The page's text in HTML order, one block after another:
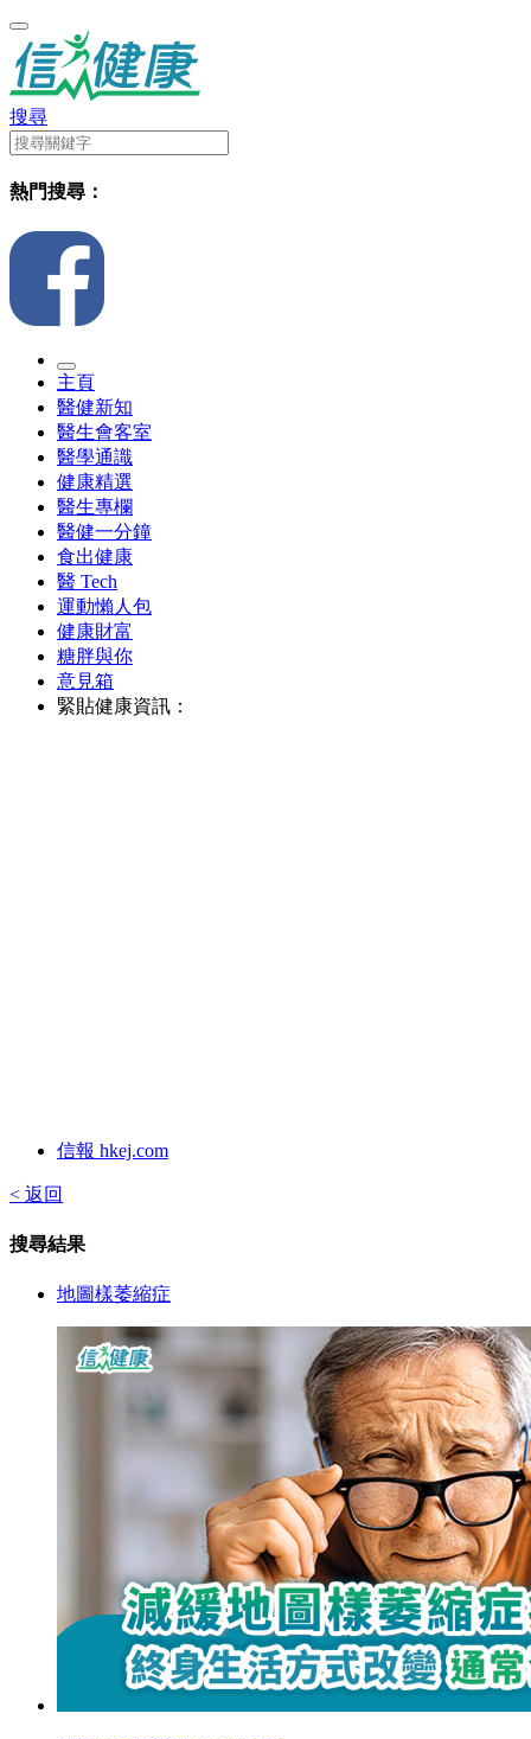
搜尋
熱門搜尋：
主頁
醫健新知
醫生會客室
醫學通識
健康精選
醫生專欄
醫健一分鐘
食出健康
醫 Tech
運動懶人包
健康財富
糖胖與你
意見箱
緊貼健康資訊：
信報 hkej.com
< 返回
搜尋結果
地圖樣萎縮症